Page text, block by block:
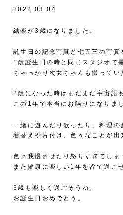
2022.03.04
結楽が3歳になりました。
誕生日の記念写真と七五三の写真
1歳誕生日の時と同じスタジオで
ちゃっかり次女ちゃんも撮ってい
2歳になった時はまだまだ宇宙語
この1年で本当にお喋りになりま
一緒に遊んだり歌ったり、料理の
着替えや片付け、色々なことが出
色々我慢させたり怒りすぎてしま
また健康に楽しい1年を皆で過ご
3歳も楽しく過ごそうね。
お誕生日おめでとう。